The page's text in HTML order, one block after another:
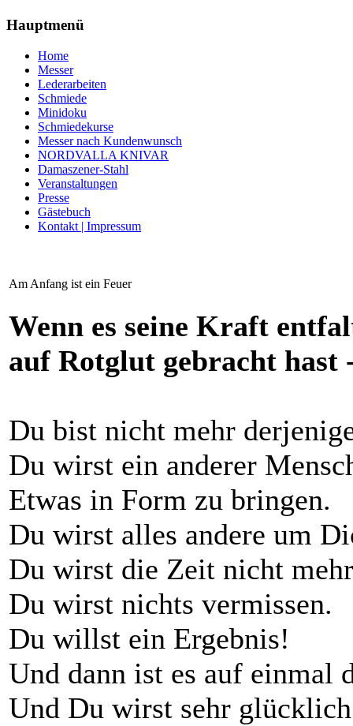
Hauptmenü
Home
Messer
Lederarbeiten
Schmiede
Minidoku
Schmiedekurse
Messer nach Kundenwunsch
NORDVALLA KNIVAR
Damaszener-Stahl
Veranstaltungen
Presse
Gästebuch
Kontakt | Impressum
Am Anfang ist ein Feuer
Wenn es seine Kraft
auf Rotglut gebracht hast
Du bist nicht mehr
Du wirst ein anderer
Etwas in Form zu bringen.
Du wirst alles andere um
Du wirst die Zeit nicht
Du wirst nichts vermissen.
Du willst ein Ergebnis!
Und dann ist es auf einmal
Und Du wirst sehr